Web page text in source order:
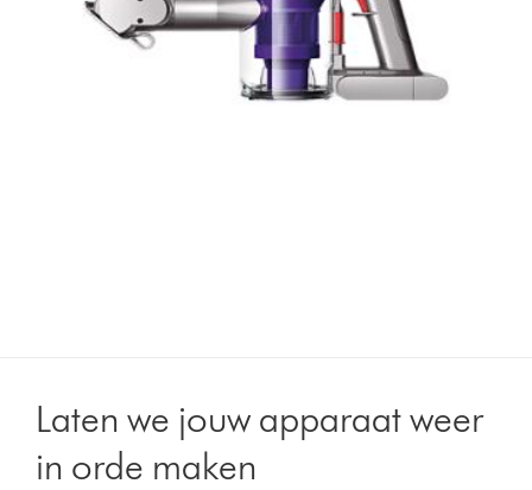
Laten we jouw apparaat weer
in orde maken